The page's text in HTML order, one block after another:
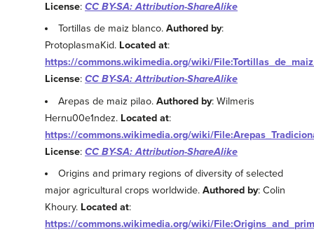
License: CC BY-SA: Attribution-ShareAlike
Tortillas de maiz blanco.Authored by:
ProtoplasmaKid. Located at:
https://commons.wikimedia.org/wiki/
License: CC BY-SA: Attribution-ShareAlike
Arepas de maiz pilao.Authored by: Wilmeris
Hernu00e1ndez. Located at:
https://commons.wikimedia.org/wiki/
License: CC BY-SA: Attribution-ShareAlike
Origins and primary regions of diversity of selected
major agricultural crops worldwide. Authored by: Colin
Khoury. Located at:
https://commons.wikimedia.org/wiki/